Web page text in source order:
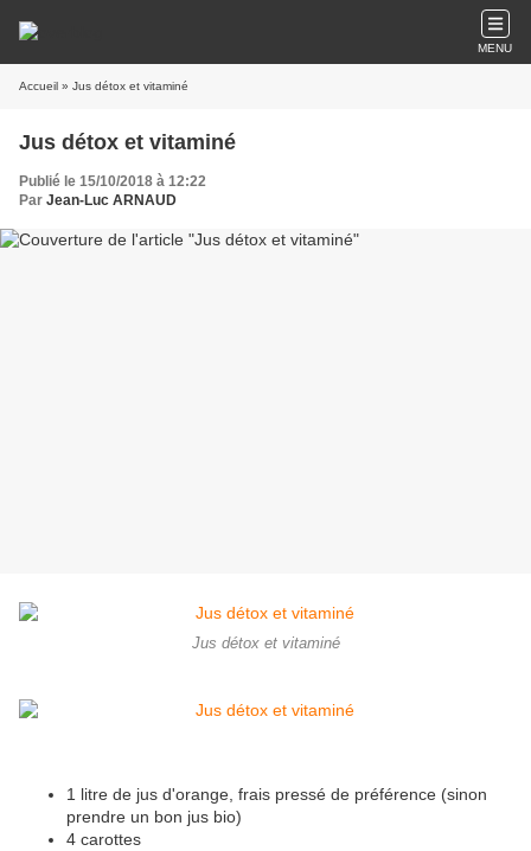
MENU
Accueil » Jus détox et vitaminé
Jus détox et vitaminé
Publié le 15/10/2018 à 12:22
Par Jean-Luc ARNAUD
Jus détox et vitaminé
1 litre de jus d'orange, frais pressé de préférence (sinon
prendre un bon jus bio)
4 carottes